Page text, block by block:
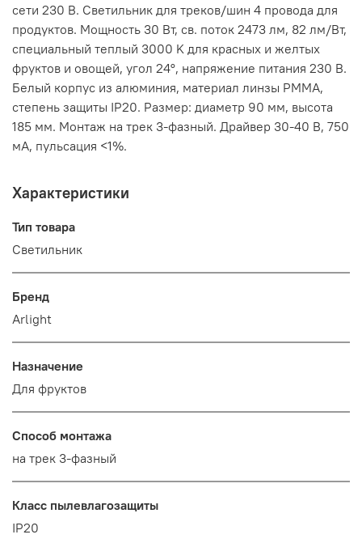
сети 230 В. Светильник для треков/шин 4 провода для
продуктов. Мощность 30 Вт, св. поток 2473 лм, 82 лм/Вт,
специальный теплый 3000 K для красных и желтых
фруктов и овощей, угол 24°, напряжение питания 230 В.
Белый корпус из алюминия, материал линзы PMMA,
степень защиты IP20. Размер: диаметр 90 мм, высота
185 мм. Монтаж на трек 3-фазный. Драйвер 30-40 В, 750
мА, пульсация <1%.
Характеристики
Тип товара
Светильник
Бренд
Arlight
Назначение
Для фруктов
Способ монтажа
на трек 3-фазный
Класс пылевлагозащиты
IP20